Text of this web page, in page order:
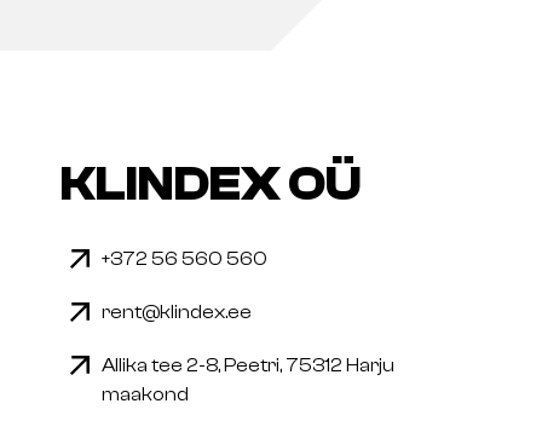
KLINDEX OÜ
+372 56 560 560
rent@klindex.ee
Allika tee 2-8, Peetri, 75312 Harju
maakond